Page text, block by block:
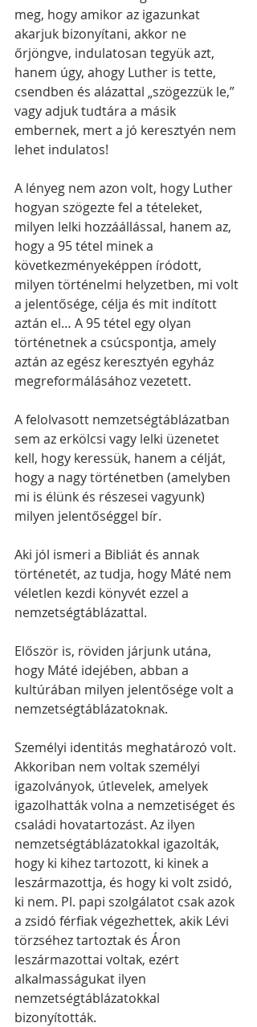
meg, hogy amikor az igazunkat
akarjuk bizonyítani, akkor ne
őrjöngve, indulatosan tegyük azt,
hanem úgy, ahogy Luther is tette,
csendben és alázattal „szögezzük le,”
vagy adjuk tudtára a másik
embernek, mert a jó keresztyén nem
lehet indulatos!
A lényeg nem azon volt, hogy Luther
hogyan szögezte fel a tételeket,
milyen lelki hozzáállással, hanem az,
hogy a 95 tétel minek a
következményeképpen íródott,
milyen történelmi helyzetben, mi volt
a jelentősége, célja és mit indított
aztán el… A 95 tétel egy olyan
történetnek a csúcspontja, amely
aztán az egész keresztyén egyház
megreformálásához vezetett.
A felolvasott nemzetségtáblázatban
sem az erkölcsi vagy lelki üzenetet
kell, hogy keressük, hanem a célját,
hogy a nagy történetben (amelyben
mi is élünk és részesei vagyunk)
milyen jelentőséggel bír.
Aki jól ismeri a Bibliát és annak
történetét, az tudja, hogy Máté nem
véletlen kezdi könyvét ezzel a
nemzetségtáblázattal.
Először is, röviden járjunk utána,
hogy Máté idejében, abban a
kultúrában milyen jelentősége volt a
nemzetségtáblázatoknak.
Személyi identitás meghatározó volt.
Akkoriban nem voltak személyi
igazolványok, útlevelek, amelyek
igazolhatták volna a nemzetiséget és
családi hovatartozást. Az ilyen
nemzetségtáblázatokkal igazolták,
hogy ki kihez tartozott, ki kinek a
leszármazottja, és hogy ki volt zsidó,
ki nem. Pl. papi szolgálatot csak azok
a zsidó férfiak végezhettek, akik Lévi
törzséhez tartoztak és Áron
leszármazottai voltak, ezért
alkalmasságukat ilyen
nemzetségtáblázatokkal
bizonyították.